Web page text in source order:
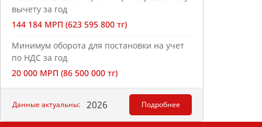
вычету за год
144 184 МРП (623 595 800 тг)
Минимум оборота для постановки на учет
по НДС за год
20 000 МРП (86 500 000 тг)
Данные актуальны: 2026 Подробнее